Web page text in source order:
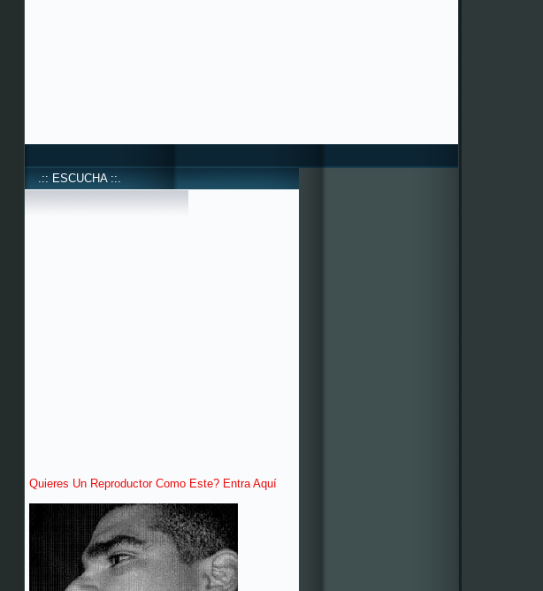
.:: ESCUCHA ::.
Quieres Un Reproductor Como Este? Entra Aquí